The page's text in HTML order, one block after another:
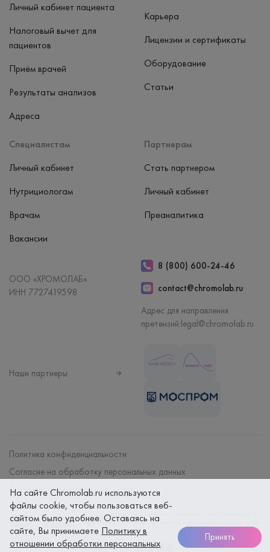
Личный кабинет пациента
Налоговый вычет для
пациентов
Приём врачей
Результаты анализов
Адреса
Специалистам
Личный кабинет
Нутрициологам
Врачам
Вакансии
Партнерам
Стать партнером
Личный кабинет
Преаналитика
Карьера
Лицензии и сертификаты
Оборудование
Статьи
ООО «ХРОМОЛАБ»
ИНН 7727419598
8 (800) 600-24-46
contact@chromolab.ru
Адрес для направления
претензий:legal@chromolab.ru
Наши партнеры
Политика конфиденциальности
Согласие на обработку персональных данных
Договор на оказание мед. услуг
Безопасность платежей гарантируется использованием SSL
протокола. Данные вашей банковской карты надежно защищены при
оплате онлайн
Сайт разработанmegaBit
На сайте Chromolab.ru используются
файлы cookie, чтобы пользоваться веб-
сайтом было удобнее. Оставаясь на
сайте, Вы принимаете Политику в
отношении обработки персональных
Принять